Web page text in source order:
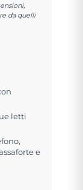
da quelli
letti
e